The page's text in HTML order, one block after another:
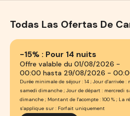
Todas Las Ofertas De
-15% : Pour 14 nuits
Offre valable du 01/08/2026 -
00:00 hasta 29/08/2026 -
Durée minimale de séjour : 14 ; Jour d'arrivée :
samedi dimanche ; Jour de départ : mercredi
dimanche ; Montant de l'acompte : 100 % ; La
s'applique sur : Forfait uniquement